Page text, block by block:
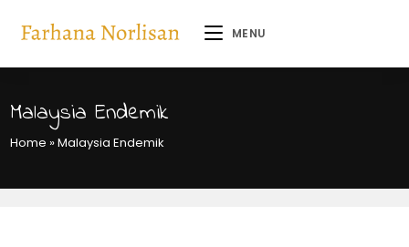
MENU
Malaysia Endemik
Home »Malaysia Endemik